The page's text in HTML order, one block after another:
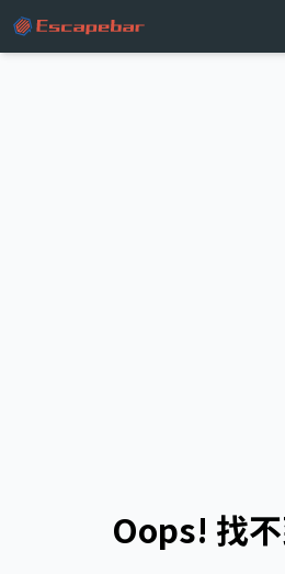
跳至主要內容
Oops! 找